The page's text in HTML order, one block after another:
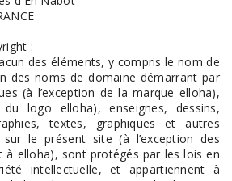
:
des éléments, y compris le nom de
des noms de domaine démarrant par
(à l’exception de la marque elloha),
logo elloha), enseignes, dessins,
textes, graphiques et autres
sur le présent site (à l’exception des
à elloha), sont protégés par les lois en
intellectuelle, et appartiennent à